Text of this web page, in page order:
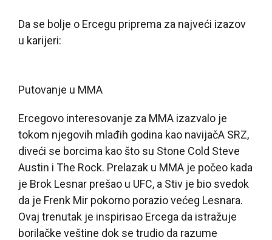
Da se bolje o Ercegu priprema za najveći izazov
u karijeri:
Putovanje u MMA
Ercegovo interesovanje za MMA izazvalo je
tokom njegovih mlađih godina kao navijačA SRZ,
diveći se borcima kao što su Stone Cold Steve
Austin i The Rock. Prelazak u MMA je počeo kada
je Brok Lesnar prešao u UFC, a Stiv je bio svedok
da je Frenk Mir pokorno porazio većeg Lesnara.
Ovaj trenutak je inspirisao Ercega da istražuje
borilačke veštine dok se trudio da razume